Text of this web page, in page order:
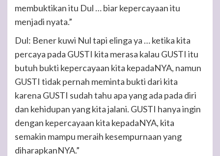
membuktikan itu Dul … biar kepercayaan itu
menjadi nyata.”
Dul: Bener kuwi Nul tapi elinga ya … ketika kita
percaya pada GUSTI kita merasa kalau GUSTI itu
butuh bukti kepercayaan kita kepadaNYA, namun
GUSTI tidak pernah meminta bukti dari kita
karena GUSTI sudah tahu apa yang ada pada diri
dan kehidupan yang kita jalani. GUSTI hanya ingin
dengan kepercayaan kita kepadaNYA, kita
semakin mampu meraih kesempurnaan yang
diharapkanNYA.”